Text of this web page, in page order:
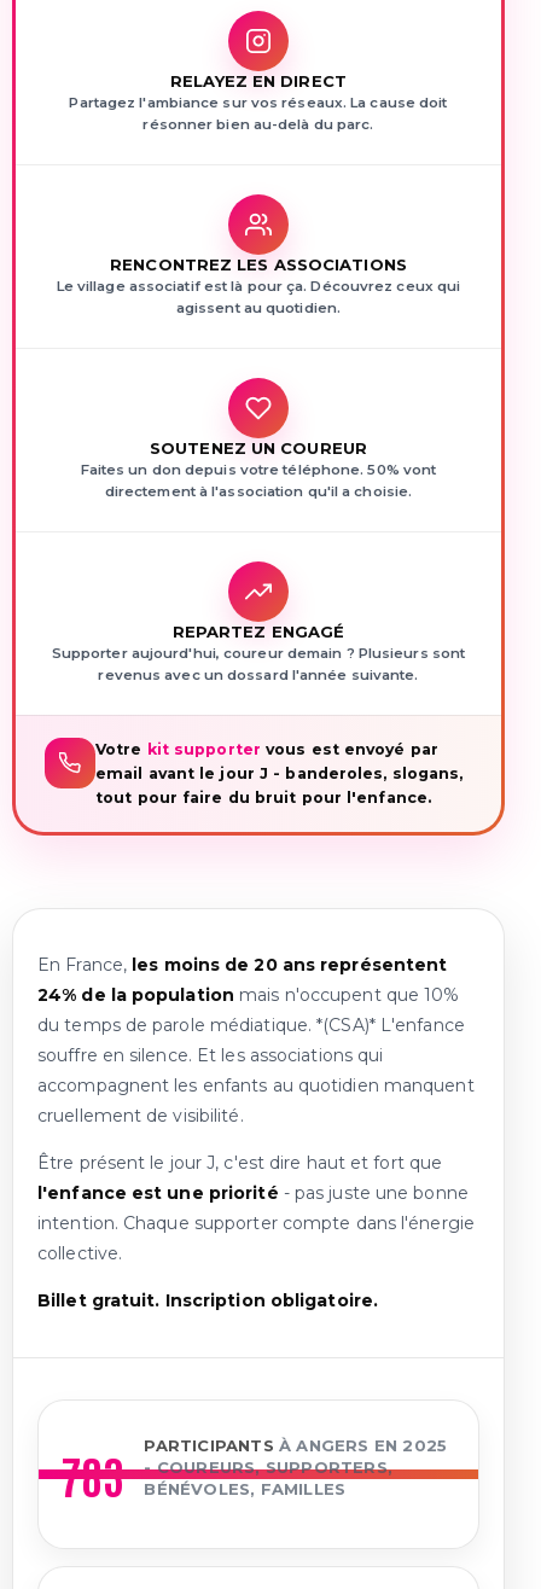
RELAYEZ EN DIRECT
Partagez l'ambiance sur vos réseaux. La cause doit
résonner bien au-delà du parc.
RENCONTREZ LES ASSOCIATIONS
Le village associatif est là pour ça. Découvrez ceux qui
agissent au quotidien.
SOUTENEZ UN COUREUR
Faites un don depuis votre téléphone. 50% vont
directement à l'association qu'il a choisie.
REPARTEZ ENGAGÉ
Supporter aujourd'hui, coureur demain ? Plusieurs sont
revenus avec un dossard l'année suivante.
Votre kit supporter vous est envoyé par
email avant le jour J - banderoles, slogans,
tout pour faire du bruit pour l'enfance.
En France, les moins de 20 ans représentent
24% de la population mais n'occupent que 10%
du temps de parole médiatique. *(CSA)* L'enfance
souffre en silence. Et les associations qui
accompagnent les enfants au quotidien manquent
cruellement de visibilité.
Être présent le jour J, c'est dire haut et fort que
l'enfance est une priorité - pas juste une bonne
intention. Chaque supporter compte dans l'énergie
collective.
Billet gratuit. Inscription obligatoire.
783 PARTICIPANTS À ANGERS EN 2025
- COUREURS, SUPPORTERS,
BÉNÉVOLES, FAMILLES